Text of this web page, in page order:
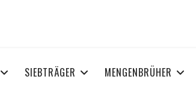
SIEBTRÄGER MENGENBRÜHER